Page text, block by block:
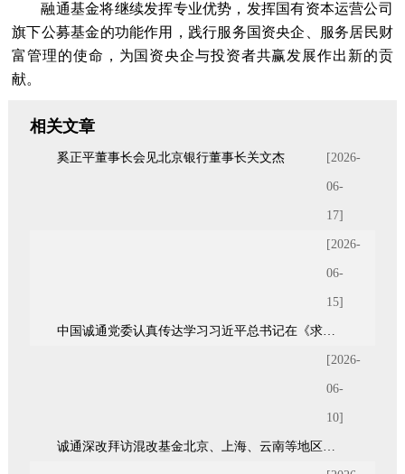
融通基金将继续发挥专业优势，发挥国有资本运营公司
旗下公募基金的功能作用，践行服务国资央企、服务居民财
富管理的使命，为国资央企与投资者共赢发展作出新的贡
献。
相关文章
[2026-
06-
17]
奚正平董事长会见北京银行董事长关文杰
[2026-
06-
15]
中国诚通党委认真传达学习习近平总书记在《求是》杂志发表的重要文章《前瞻布局和发展未来产业》
[2026-
06-
10]
诚通深改拜访混改基金北京、上海、云南等地区7家股东单位